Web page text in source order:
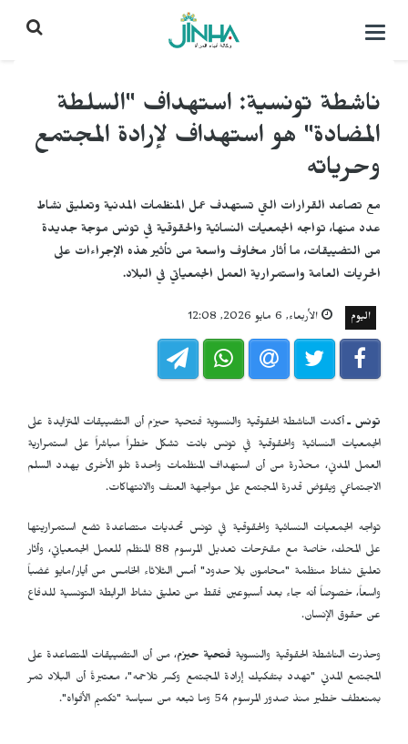
التحكم
ناشطة تونسية: استهداف "السلطة
المضادة" هو استهداف لإرادة المجتمع
وحرياته
مع تصاعد القرارات التي تستهدف عمل المنظمات المدنية وتعليق نشاط
عدد منها، تواجه الجمعيات النسائية والحقوقية في تونس موجة جديدة
من التضييقات، ما أثار مخاوف واسعة من تأثير هذه الإجراءات على
الحريات العامة واستمرارية العمل الجمعياتي في البلاد.
اليوم الأربعاء, 6 مايو 2026, 12:08
تونس ـأكدت الناشطة الحقوقية والنسوية فتحية حيزم أن التضييقات المتزايدة على
الجمعيات النسائية والحقوقية في تونس باتت تشكل خطراً مباشراً على استمرارية
العمل المدني، محذّرة من أن استهداف المنظمات واحدة تلو الأخرى يهدد السلم
الاجتماعي ويقوّض قدرة المجتمع على مواجهة العنف والانتهاكات.
تواجه الجمعيات النسائية والحقوقية في تونس تحديات متصاعدة تضع استمراريتها
على المحك، خاصة مع مقترحات تعديل المرسوم 88 المنظم للعمل الجمعياتي، وأثار
تعليق نشاط منظمة "محامون بلا حدود" أمس الثلاثاء الخامس من أيار/مايو غضباً
واسعاً، خصوصاً أنه جاء بعد أسبوعين فقط من تعليق نشاط الرابطة التونسية للدفاع
عن حقوق الإنسان.
وحذرت الناشطة الحقوقية والنسوية فتحية حيزم، من أن التضييقات المتصاعدة على
المجتمع المدني "تهدد بتفكيك إرادة المجتمع وكسر تلاحمه"، معتبرةً أن البلاد تمر
بمنعطف خطير منذ صدور المرسوم 54 وما تبعه من سياسة "تكميم الأفواه".